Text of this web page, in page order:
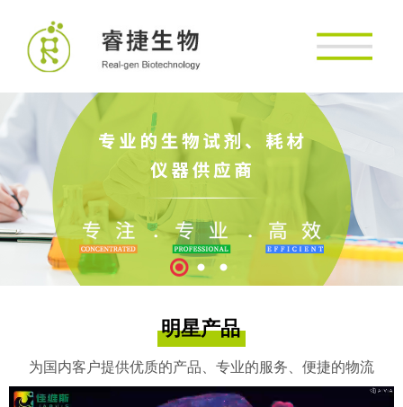
明星产品
为国内客户提供优质的产品、专业的服务、便捷的物流